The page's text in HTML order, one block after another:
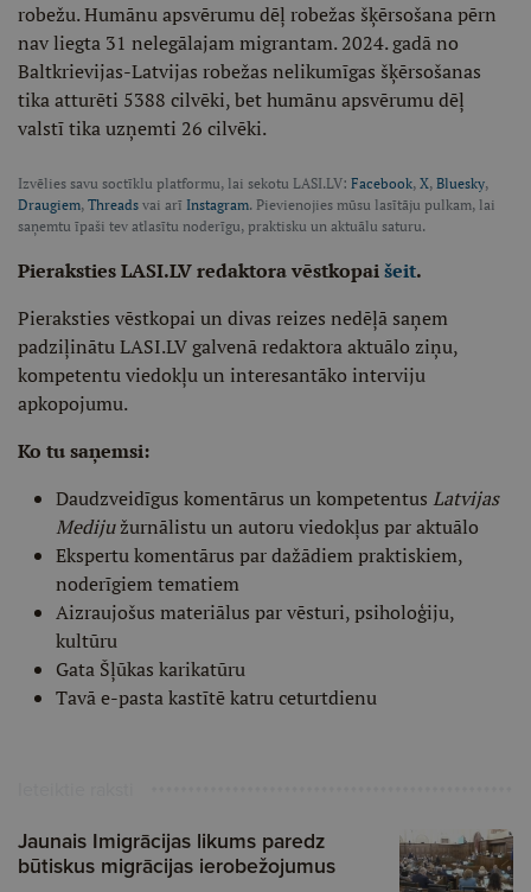
robežu. Humānu apsvērumu dēļ robežas šķērsošana pērn
nav liegta 31 nelegālajam migrantam. 2024. gadā no
Baltkrievijas-Latvijas robežas nelikumīgas šķērsošanas
tika atturēti 5388 cilvēki, bet humānu apsvērumu dēļ
valstī tika uzņemti 26 cilvēki.
Izvēlies savu soctīklu platformu, lai sekotu LASI.LV: Facebook, X, Bluesky,
Draugiem, Threads vai arī Instagram. Pievienojies mūsu lasītāju pulkam, lai
saņemtu īpaši tev atlasītu noderīgu, praktisku un aktuālu saturu.
Pieraksties LASI.LV redaktora vēstkopaišeit.
Pieraksties vēstkopai un divas reizes nedēļā saņem
padziļinātu LASI.LV galvenā redaktora aktuālo ziņu,
kompetentu viedokļu un interesantāko interviju
apkopojumu.
Ko tu saņemsi:
Daudzveidīgus komentārus un kompetentus Latvijas
Medijužurnālistu un autoru viedokļus par aktuālo
Ekspertu komentārus par dažādiem praktiskiem,
noderīgiem tematiem
Aizraujošus materiālus par vēsturi, psiholoģiju,
kultūru
Gata Šļūkas karikatūru
Tavā e-pasta kastītē katru ceturtdienu
Jaunais Imigrācijas likums paredz
būtiskus migrācijas ierobežojumus